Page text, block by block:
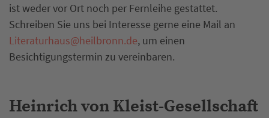
ist weder vor Ort noch per Fernleihe gestattet.
Schreiben Sie uns bei Interesse gerne eine Mail an
Literaturhaus@heilbronn.de, um einen
Besichtigungstermin zu vereinbaren.
Heinrich von Kleist-Gesellschaft